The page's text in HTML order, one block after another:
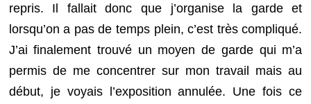
repris. Il fallait donc que j’organise la garde et
lorsqu’on a pas de temps plein, c’est très compliqué.
J’ai finalement trouvé un moyen de garde qui m’a
permis de me concentrer sur mon travail mais au
début, je voyais l’exposition annulée. Une fois ce